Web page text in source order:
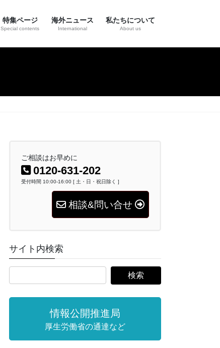
特集ページ
Special contents
海外ニュース
International
私たちについて
About us
ご相談はお早めに
0120-631-202
受付時間 10:00-16:00 [ 土・日・祝日除く ]
相談&問い合せ
サイト内検索
情報公開推進局
厚生労働省の通達など